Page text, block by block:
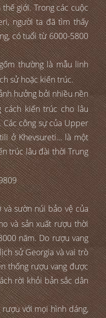
giới. Trong các cuộc
người ta đã tìm thấy
có tuổi từ 6000-5800
thường là mẫu linh
sử hoặc kiến trúc.
hưởng bởi nhiều nền
cách kiến trúc cho lâu
Các công sự của Upper
ở Khevsureti… là một
trúc lâu đài thời Trung
sườn núi bảo vệ của
và sản xuất rượu thời
năm. Do rượu vang
sử Georgia và vai trò
thống rượu vang được
rời khỏi bản sắc dân
với mọi hình dáng,